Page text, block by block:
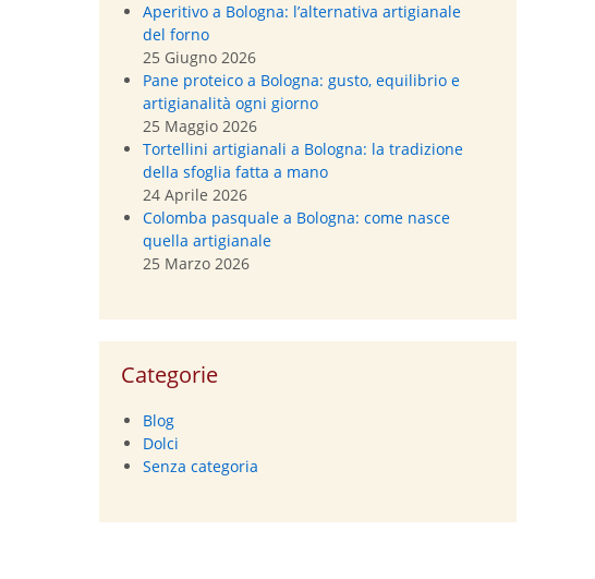
Aperitivo a Bologna: l’alternativa artigianale
del forno
25 Giugno 2026
Pane proteico a Bologna: gusto, equilibrio e
artigianalità ogni giorno
25 Maggio 2026
Tortellini artigianali a Bologna: la tradizione
della sfoglia fatta a mano
24 Aprile 2026
Colomba pasquale a Bologna: come nasce
quella artigianale
25 Marzo 2026
Categorie
Blog
Dolci
Senza categoria